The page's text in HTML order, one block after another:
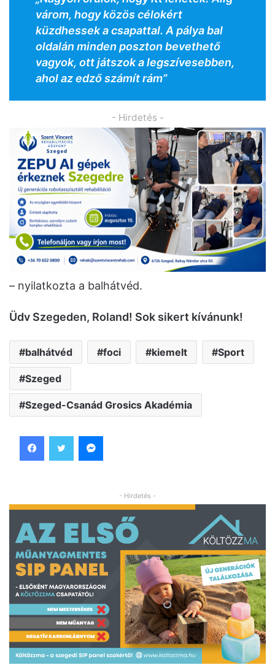
várom, hogy közös célokért
küzdhessek a csapattal. A pálya bal
oldalán minden poszton bevethető
vagyok, ott játszok a legszívesebben,
ahol az edző számít rám”
- Hirdetés -
– nyilatkozta a balhátvéd.
Üdv Szegeden, Roland! Sok sikert kívánunk!
balhátvéd foci kiemelt Sport
Szeged
Szeged-Csanád Grosics Akadémia
- Hirdetés -